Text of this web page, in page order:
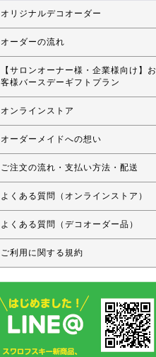
オリジナルデコオーダー
オーダーの流れ
【サロンオーナー様・企業様向け】お
客様バースデーギフトプラン
オンラインストア
オーダーメイドへの想い
ご注文の流れ・支払い方法・配送
よくある質問（オンラインストア）
よくある質問（デコオーダー品）
ご利用に関する規約